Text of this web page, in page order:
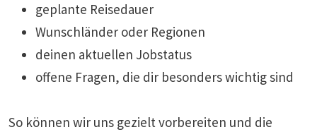
geplante Reisedauer
Wunschländer oder Regionen
deinen aktuellen Jobstatus
offene Fragen, die dir besonders wichtig sind
So können wir uns gezielt vorbereiten und die